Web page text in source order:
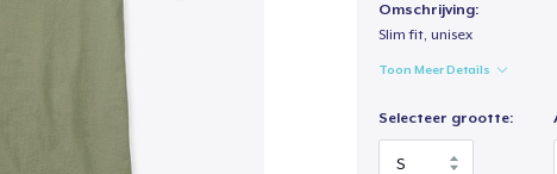
Omschrijving:
Slim fit, unisex
Toon Meer Details
Selecteer grootte: